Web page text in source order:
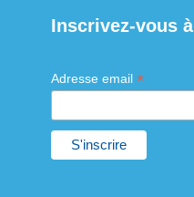
Inscrivez-vous
Adresse email *